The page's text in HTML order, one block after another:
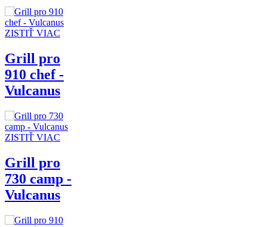
ZISTIŤ VIAC
Grill pro
910 chef -
Vulcanus
ZISTIŤ VIAC
Grill pro
730 camp -
Vulcanus